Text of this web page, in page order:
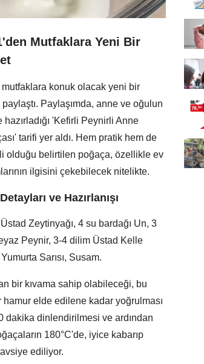
Mutfaklara Yeni Bir
konuk olacak yeni bir
Paylaşımda, anne ve oğulun
hazırladığı 'Kefirli Peynirli Anne
tarifi yer aldı. Hem pratik hem de
olduğu belirtilen poğaça, özellikle ev
ilgisini çekebilecek nitelikte.
ve Hazırlanışı
Zeytinyağı, 4 su bardağı Un, 3
Peynir, 3-4 dilim Üstad Kelle
Sarısı, Susam.
bir kıvama sahip olabileceği, bu
elde edilene kadar yoğrulması
dinlendirilmesi ve ardından
180°C'de, iyice kabarıp
ediliyor.